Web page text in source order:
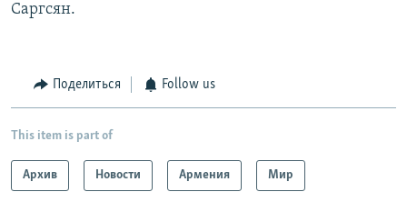
Саргсян.
Поделиться Follow us
This item is part of
Архив Новости Армения Мир